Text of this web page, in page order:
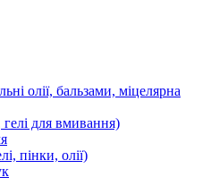
олії, бальзами, міцелярна
для вмивання)
пінки, олії)